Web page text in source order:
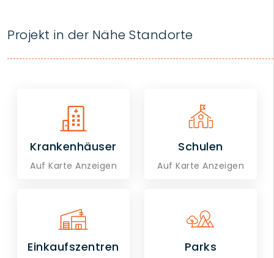
Projekt in der Nähe Standorte
Krankenhäuser
Auf Karte Anzeigen
Schulen
Auf Karte Anzeigen
Einkaufszentren Parks